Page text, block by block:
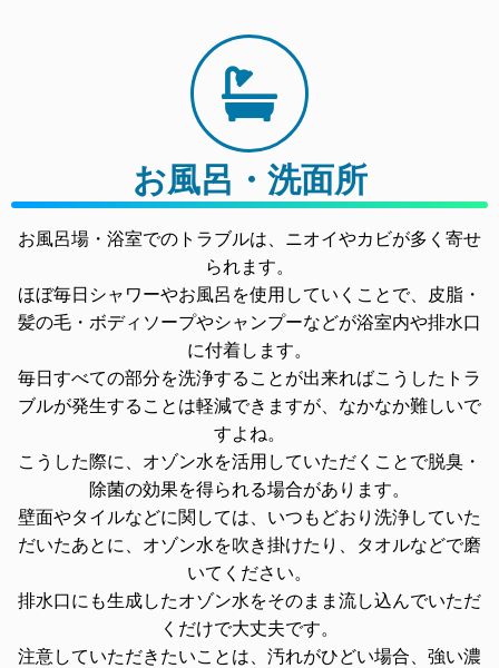
お風呂・洗面所
お風呂場・浴室でのトラブルは、ニオイやカビが多く寄せ
られます。
ほぼ毎日シャワーやお風呂を使用していくことで、皮脂・
髪の毛・ボディソープやシャンプーなどが浴室内や排水口
に付着します。
毎日すべての部分を洗浄することが出来ればこうしたトラ
ブルが発生することは軽減できますが、なかなか難しいで
すよね。
こうした際に、オゾン水を活用していただくことで脱臭・
除菌の効果を得られる場合があります。
壁面やタイルなどに関しては、いつもどおり洗浄していた
だいたあとに、オゾン水を吹き掛けたり、タオルなどで磨
いてください。
排水口にも生成したオゾン水をそのまま流し込んでいただ
くだけで大丈夫です。
注意していただきたいことは、汚れがひどい場合、強い濃